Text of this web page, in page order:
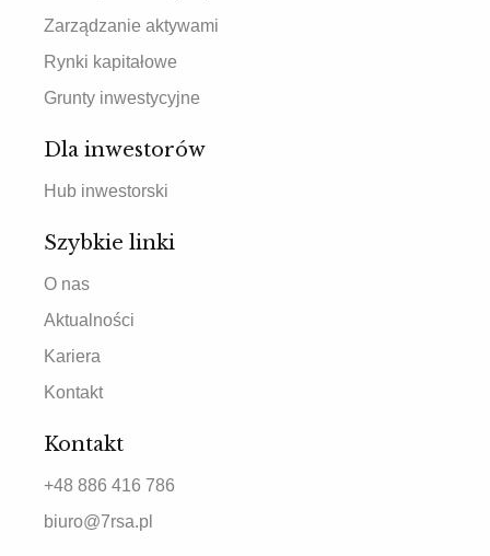
Zarządzanie aktywami
Rynki kapitałowe
Grunty inwestycyjne
Dla inwestorów
Hub inwestorski
Szybkie linki
O nas
Aktualności
Kariera
Kontakt
Kontakt
+48 886 416 786
biuro@7rsa.pl